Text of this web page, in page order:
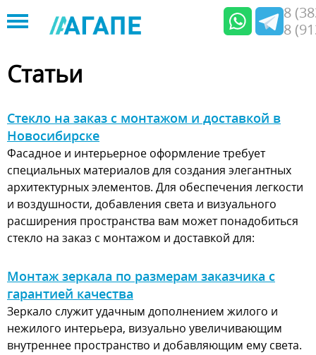
to
navigation
8
8
Статьи
Стекло на заказ с монтажом и доставкой в
Новосибирске
Фасадное и интерьерное оформление требует
специальных материалов для создания элегантных
архитектурных элементов. Для обеспечения легкости
и воздушности, добавления света и визуального
расширения пространства вам может понадобиться
стекло на заказ с монтажом и доставкой для:
Монтаж зеркала по размерам заказчика с
гарантией качества
Зеркало служит удачным дополнением жилого и
нежилого интерьера, визуально увеличивающим
внутреннее пространство и добавляющим ему света.